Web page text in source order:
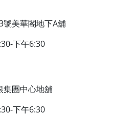
美華閣地下A舖
下午6:30
集團中心地舖
下午6:30